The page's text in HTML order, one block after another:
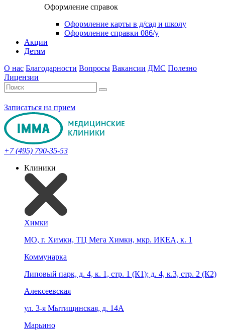
Оформление справок
Оформление карты в д/сад и школу
Оформление справки 086/у
Акции
Детям
О нас Благодарности Вопросы Вакансии ДМС Полезно
Лицензии
Записаться на прием
+7 (495) 790-35-53
Клиники
Химки
МО, г. Химки, ТЦ Мега Химки, мкр. ИКЕА, к. 1
Коммунарка
Липовый парк, д. 4, к. 1, стр. 1 (К1); д. 4, к.3, стр. 2 (К2)
Алексеевская
ул. 3-я Мытищинская, д. 14А
Марьино